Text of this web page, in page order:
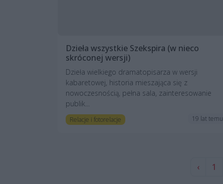
Dzieła wszystkie Szekspira (w nieco
skróconej wersji)
Dzieła wielkiego dramatopisarza w wersji
kabaretowej, historia mieszająca się z
nowoczesnością, pełna sala, zainteresowanie
publik...
Relacje i fotorelacje 19 lat temu
‹ 1